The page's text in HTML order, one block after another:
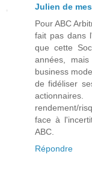
Julien de
Pour ABC
fait pas dans
que cette
années,
business
de fidéliser
rendement/
face à
ABC.
Répondre